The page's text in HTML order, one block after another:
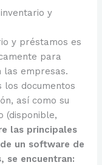
y
y préstamos es
para
las empresas.
documentos
así como su
(disponible,
las principales
un software de
se encuentran: